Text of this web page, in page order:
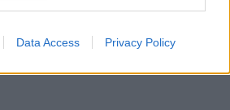
Data Access Privacy Policy
a legbetegebb Valentin-